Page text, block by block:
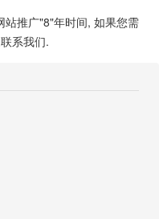
站推广"8"年时间, 如果您需
系我们.